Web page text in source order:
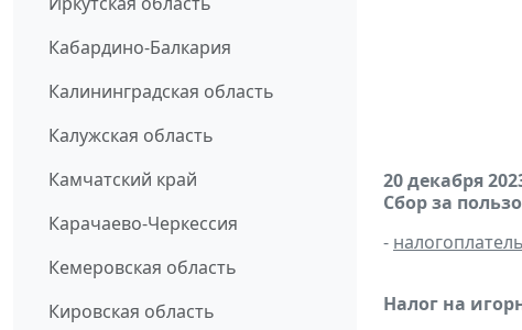
Кабардино-Балкария
Калининградская область
Калужская область
Камчатский край
Карачаево-Черкессия
Кемеровская область
Кировская область
20 декабря
Сбор за
-
Налог на